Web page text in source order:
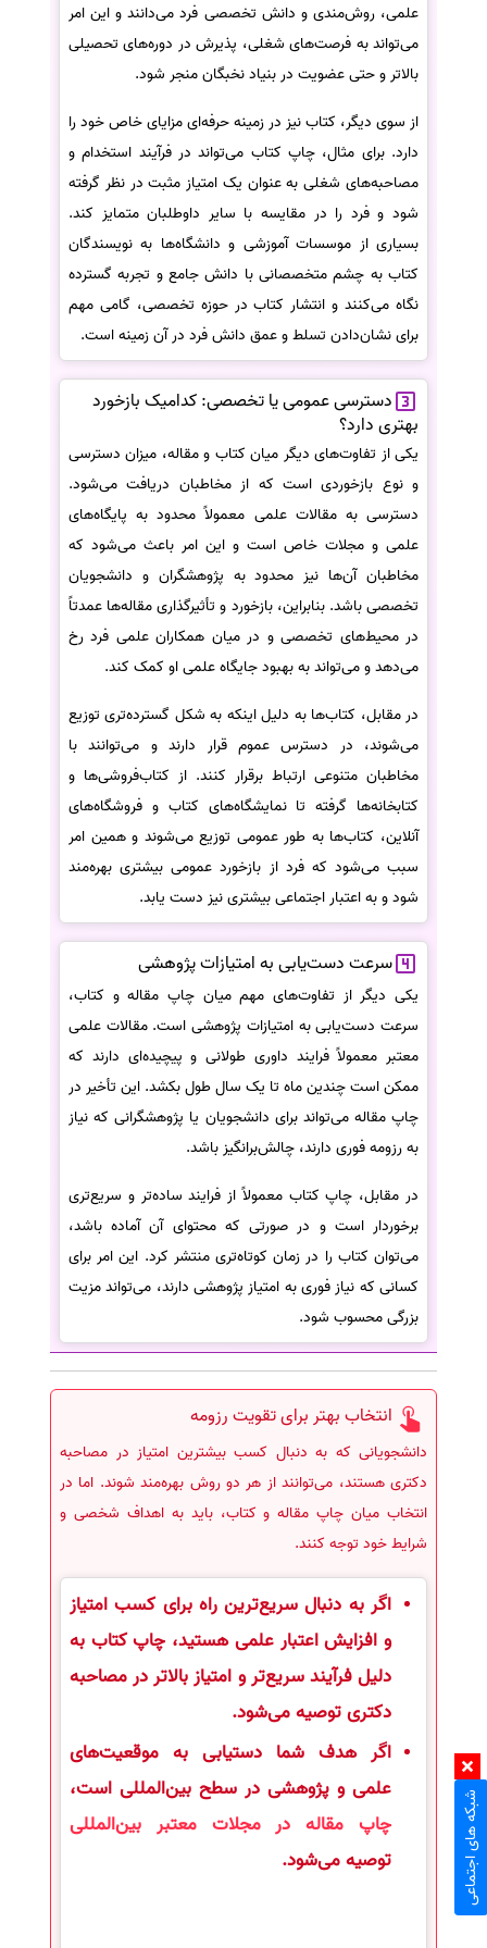
علمی، روش‌مندی و دانش تخصصی فرد می‌دانند و این امر
می‌تواند به فرصت‌های شغلی، پذیرش در دوره‌های تحصیلی
بالاتر و حتی عضویت در بنیاد نخبگان منجر شود.
از سوی دیگر، کتاب نیز در زمینه حرفه‌ای مزایای خاص خود را
دارد. برای مثال، چاپ کتاب می‌تواند در فرآیند استخدام و
مصاحبه‌های شغلی به عنوان یک امتیاز مثبت در نظر گرفته
شود و فرد را در مقایسه با سایر داوطلبان متمایز کند.
بسیاری از موسسات آموزشی و دانشگاه‌ها به نویسندگان
کتاب به چشم متخصصانی با دانش جامع و تجربه گسترده
نگاه می‌کنند و انتشار کتاب در حوزه تخصصی، گامی مهم
برای نشان‌دادن تسلط و عمق دانش فرد در آن زمینه است.
دسترسی عمومی یا تخصصی: کدامیک بازخورد
بهتری دارد؟
یکی از تفاوت‌های دیگر میان کتاب و مقاله، میزان دسترسی
و نوع بازخوردی است که از مخاطبان دریافت می‌شود.
دسترسی به مقالات علمی معمولاً محدود به پایگاه‌های
علمی و مجلات خاص است و این امر باعث می‌شود که
مخاطبان آن‌ها نیز محدود به پژوهشگران و دانشجویان
تخصصی باشد. بنابراین، بازخورد و تأثیرگذاری مقاله‌ها عمدتاً
در محیط‌های تخصصی و در میان همکاران علمی فرد رخ
می‌دهد و می‌تواند به بهبود جایگاه علمی او کمک کند.
در مقابل، کتاب‌ها به دلیل اینکه به شکل گسترده‌تری توزیع
می‌شوند، در دسترس عموم قرار دارند و می‌توانند با
مخاطبان متنوعی ارتباط برقرار کنند. از کتاب‌فروشی‌ها و
کتابخانه‌ها گرفته تا نمایشگاه‌های کتاب و فروشگاه‌های
آنلاین، کتاب‌ها به طور عمومی توزیع می‌شوند و همین امر
سبب می‌شود که فرد از بازخورد عمومی بیشتری بهره‌مند
شود و به اعتبار اجتماعی بیشتری نیز دست یابد.
سرعت دست‌یابی به امتیازات پژوهشی
یکی دیگر از تفاوت‌های مهم میان چاپ مقاله و کتاب،
سرعت دست‌یابی به امتیازات پژوهشی است. مقالات علمی
معتبر معمولاً فرایند داوری طولانی و پیچیده‌ای دارند که
ممکن است چندین ماه تا یک سال طول بکشد. این تأخیر در
چاپ مقاله می‌تواند برای دانشجویان یا پژوهشگرانی که نیاز
به رزومه فوری دارند، چالش‌برانگیز باشد.
در مقابل، چاپ کتاب معمولاً از فرایند ساده‌تر و سریع‌تری
برخوردار است و در صورتی که محتوای آن آماده باشد،
می‌توان کتاب را در زمان کوتاه‌تری منتشر کرد. این امر برای
کسانی که نیاز فوری به امتیاز پژوهشی دارند، می‌تواند مزیت
بزرگی محسوب شود.
انتخاب بهتر برای تقویت رزومه
دانشجویانی که به دنبال کسب بیشترین امتیاز در مصاحبه
دکتری هستند، می‌توانند از هر دو روش بهره‌مند شوند. اما در
انتخاب میان چاپ مقاله و کتاب، باید به اهداف شخصی و
شرایط خود توجه کنند.
اگر به دنبال سریع‌ترین راه برای کسب امتیاز
و افزایش اعتبار علمی هستید، چاپ کتاب به
دلیل فرآیند سریع‌تر و امتیاز بالاتر در مصاحبه
دکتری توصیه می‌شود.
اگر هدف شما دستیابی به موقعیت‌های
علمی و پژوهشی در سطح بین‌المللی است،
چاپ مقاله در مجلات معتبر بین‌المللی
توصیه می‌شود.
شبکه های اجتماعی